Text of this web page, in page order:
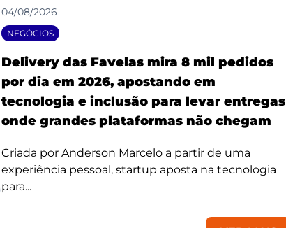
04/08/2026
NEGÓCIOS
Delivery das Favelas mira 8 mil pedidos
por dia em 2026, apostando em
tecnologia e inclusão para levar entregas
onde grandes plataformas não chegam
Criada por Anderson Marcelo a partir de uma
experiência pessoal, startup aposta na tecnologia
para...